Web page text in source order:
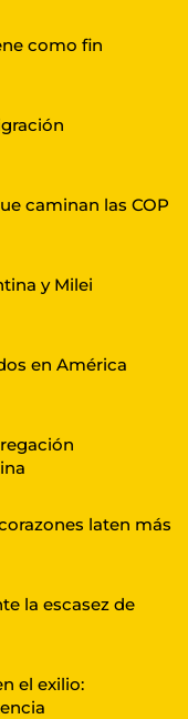
como fin
caminan las COP
y Milei
en América
laten más
la escasez de
el exilio: